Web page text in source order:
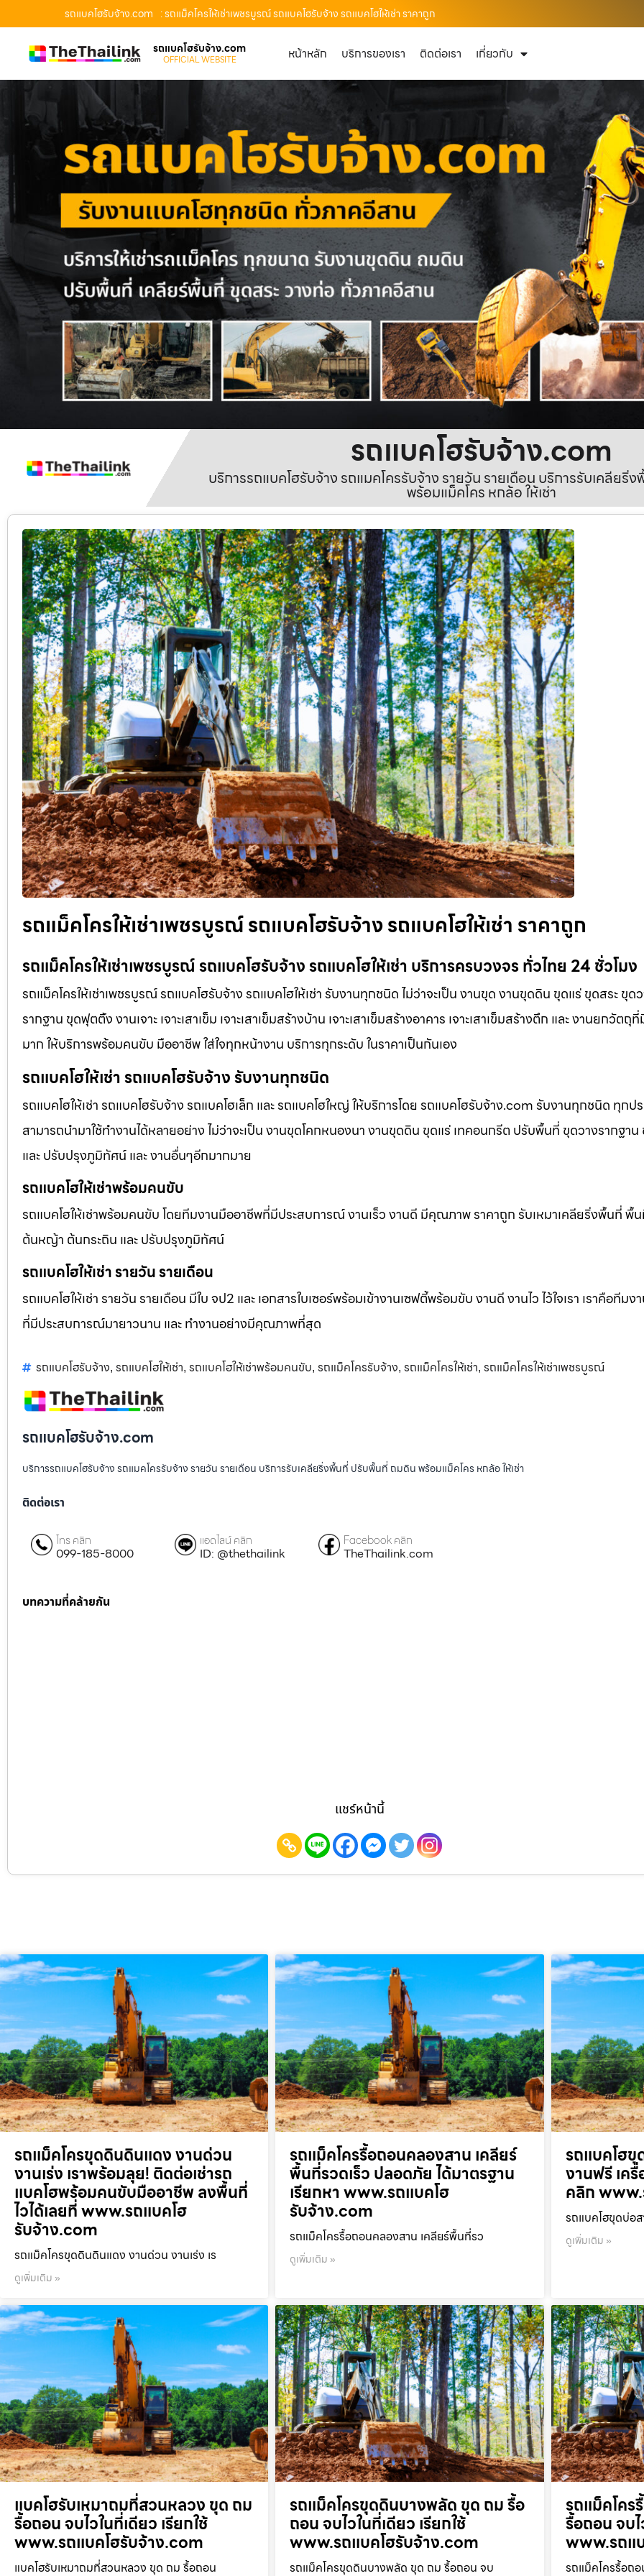
รถแบคโฮรับจ้าง.com : รถแม็คโครให้เช่าเพชรบูรณ์ รถแบคโฮรับจ้าง รถแบคโฮให้เช่า ราคาถูก
รถแบคโฮรับจ้าง.com
OFFICIAL WEBSITE หน้าหลัก บริการของเรา ติดต่อเรา เกี่ยวกับ
รถแบคโฮรับจ้าง.com
บริการรถแบคโฮรับจ้าง รถแมคโครรับจ้าง รายวัน รายเดือน บริการรับเคลีย
พร้อมแม็คโคร หกล้อ ให้เช่า
รถแม็คโครให้เช่าเพชรบูรณ์ รถแบคโฮรับจ้าง รถแบคโฮให้เช่า ราคาถูก
รถแม็คโครให้เช่าเพชรบูรณ์ รถแบคโฮรับจ้าง รถแบคโฮให้เช่า บริการครบวงจร ทั่วไทย 24 ชั่วโมง
รถแม็คโครให้เช่าเพชรบูรณ์ รถแบคโฮรับจ้าง รถแบคโฮให้เช่า รับงานทุกชนิด ไม่ว่าจะเป็น งานขุด งานขุดดิน ขุดแร่ ขุดสระ ขุด
รากฐาน ขุดฟุตติ้ง งานเจาะ เจาะเสาเข็ม เจาะเสาเข็มสร้างบ้าน เจาะเสาเข็มสร้างอาคาร เจาะเสาเข็มสร้างตึก และ งานยกวัตถุ
มาก ให้บริการพร้อมคนขับ มืออาชีพ ใส่ใจทุกหน้างาน บริการทุกระดับ ในราคาเป็นกันเอง
รถแบคโฮให้เช่า รถแบคโฮรับจ้าง รับงานทุกชนิด
รถแบคโฮให้เช่า รถแบคโฮรับจ้าง รถแบคโฮเล็ก และ รถแบคโฮใหญ่ ให้บริการโดย รถแบคโฮรับจ้าง.com รับงานทุกชนิด ทุกปร
สามารถนำมาใช้ทำงานได้หลายอย่าง ไม่ว่าจะเป็น งานขุดโคกหนองนา งานขุดดิน ขุดแร่ เทคอนกรีต ปรับพื้นที่ ขุดวางรากฐา
และ ปรับปรุงภูมิทัศน์ และ งานอื่นๆอีกมากมาย
รถแบคโฮให้เช่าพร้อมคนขับ
รถแบคโฮให้เช่าพร้อมคนขับ โดยทีมงานมืออาชีพที่มีประสบการณ์ งานเร็ว งานดี มีคุณภาพ ราคาถูก รับเหมาเคลียริ่งพื้นที่ พื้
ต้นหญ้า ต้นกระถิน และ ปรับปรุงภูมิทัศน์
รถแบคโฮให้เช่า รายวัน รายเดือน
รถแบคโฮให้เช่า รายวัน รายเดือน มีใบ จป2 และ เอกสารใบเซอร์พร้อมเข้างานเซฟตี้พร้อมขับ งานดี งานไว ไว้ใจเรา เราคือทีม
ที่มีประสบการณ์มายาวนาน และ ทำงานอย่างมีคุณภาพที่สุด
รถแบคโฮรับจ้าง, รถแบคโฮให้เช่า, รถแบคโฮให้เช่าพร้อมคนขับ, รถแม็คโครรับจ้าง, รถแม็คโครให้เช่า, รถแม็คโครให้เช่าเพชรบูรณ์
รถแบคโฮรับจ้าง.com
บริการรถแบคโฮรับจ้าง รถแมคโครรับจ้าง รายวัน รายเดือน บริการรับเคลียริ่งพื้นที่ ปรับพื้นที่ ถมดิน พร้อมแม็คโคร หกล้อ ให้เช่า
ติดต่อเรา
โทร คลิก
099-185-8000
แอดไลน์ คลิก
ID: @thethailink
Facebook คลิก
TheThailink.com
บทความที่คล้ายกัน
แชร์หน้านี้
รถแม็คโครขุดดินดินแดง งานด่วน
งานเร่ง เราพร้อมลุย! ติดต่อเช่ารถ
แบคโฮพร้อมคนขับมืออาชีพ ลงพื้นที่
ไวได้เลยที่ www.รถแบคโฮ
รับจ้าง.com
รถแม็คโครขุดดินดินแดง งานด่วน งานเร่ง เร
ดูเพิ่มเติม »
รถแม็คโครรื้อถอนคลองสาน เคลียร์
พื้นที่รวดเร็ว ปลอดภัย ได้มาตรฐาน
เรียกหา www.รถแบคโฮ
รับจ้าง.com
รถแม็คโครรื้อถอนคลองสาน เคลียร์พื้นที่รว
ดูเพิ่มเติม »
รถแบคโฮขุ
งานฟรี เค
คลิก
รถแบคโฮขุดบ่อส
ดูเพิ่มเติม »
แบคโฮรับเหมาถมที่สวนหลวง ขุด ถม
รื้อถอน จบไวในที่เดียว เรียกใช้
www.รถแบคโฮรับจ้าง.com
แบคโฮรับเหมาถมที่สวนหลวง ขุด ถม รื้อถอน
รถแม็คโครขุดดินบางพลัด ขุด ถม รื้อ
ถอน จบไวในที่เดียว เรียกใช้
www.รถแบคโฮรับจ้าง.com
รถแม็คโครขุดดินบางพลัด ขุด ถม รื้อถอน จบ
รถแม็คโค
รื้อถอน จบไ
www.รถแ
รถแม็คโครรื้อถ